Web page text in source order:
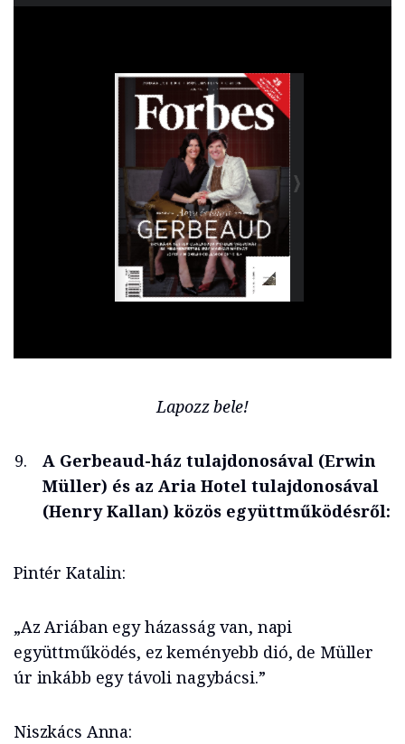
Lapozz bele!
A Gerbeaud-ház tulajdonosával (Erwin
Müller) és az Aria Hotel tulajdonosával
(Henry Kallan) közös együttműködésről:
Pintér Katalin:
„Az Ariában egy házasság van, napi
együttműködés, ez keményebb dió, de Müller
úr inkább egy távoli nagybácsi.”
Niszkács Anna: